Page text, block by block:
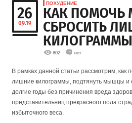
26
09.19
ПОХУДЕНИЕ
КАК ПОМОЧЬ
СБРОСИТЬ
КИЛОГРАММЫ
802 нет
В рамках данной статьи рассмотрим, как
лишние килограммы, подтянуть мышцы и
долгие годы без причинения вреда
представительниц прекрасного пола
избыточного веса.